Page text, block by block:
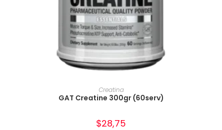
AÑADIR AL CARRITO
Creatina
GAT Creatine 300gr (60serv)
$28,75